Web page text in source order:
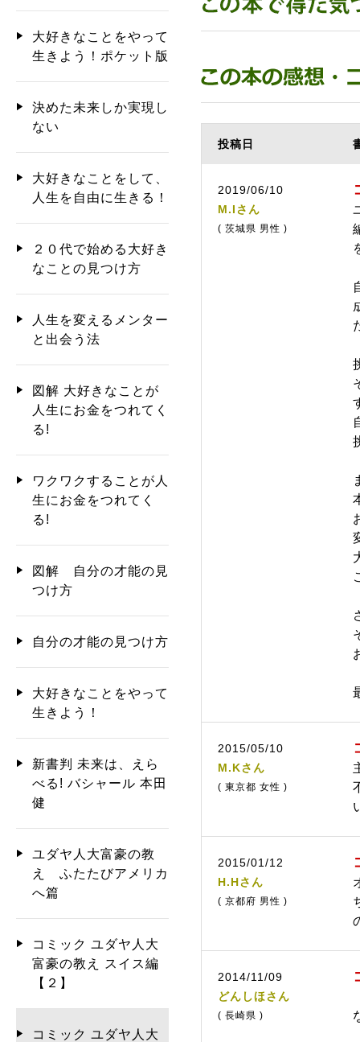
投稿日
2019/06/10
M.Iさん
( 茨城県 男性 )
2015/05/10
M.Kさん
( 東京都 女性 )
2015/01/12
H.Hさん
( 京都府 男性 )
2014/11/09
どんしほさん
( 長崎県 )
大好きなことをやって
生きよう！ポケット版
決めた未来しか実現し
ない
大好きなことをして、
人生を自由に生きる！
２０代で始める大好き
なことの見つけ方
人生を変えるメンター
と出会う法
図解 大好きなことが
人生にお金をつれてく
る!
ワクワクすることが人
生にお金をつれてく
る!
図解 自分の才能の見
つけ方
自分の才能の見つけ方
大好きなことをやって
生きよう！
新書判 未来は、えら
べる! バシャール 本田
健
ユダヤ人大富豪の教
え ふたたびアメリカ
へ篇
コミック ユダヤ人大
富豪の教え スイス編
【２】
コミック ユダヤ人大